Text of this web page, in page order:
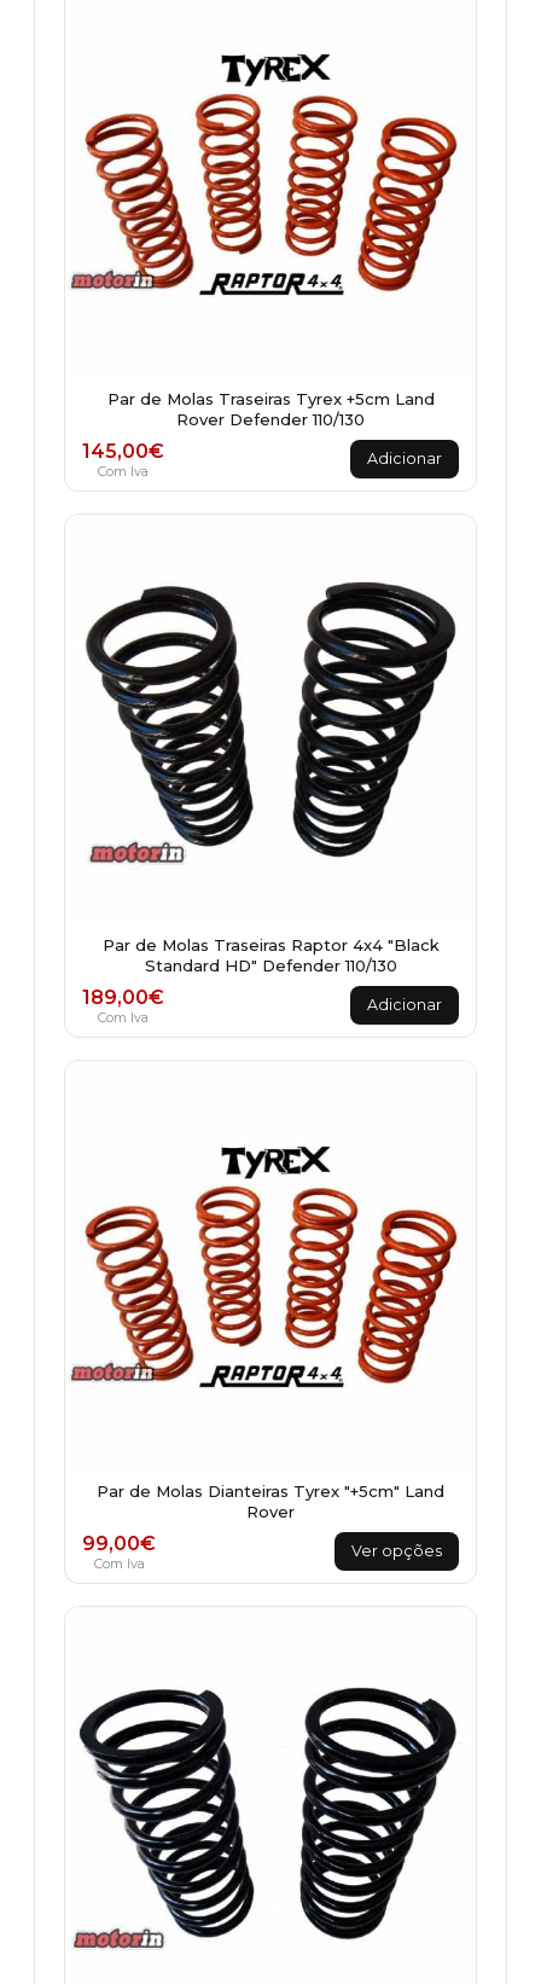
Par de Molas Traseiras Tyrex +5cm Land
Rover Defender 110/130
145,00€
Com Iva
Adicionar
Par de Molas Traseiras Raptor 4x4 "Black
Standard HD" Defender 110/130
189,00€
Com Iva
Adicionar
Par de Molas Dianteiras Tyrex "+5cm" Land
Rover
99,00€
Com Iva
Ver opções
This
product
has
multiple
may
be
chosen
on
the
product
page